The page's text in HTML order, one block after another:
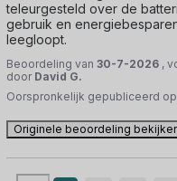
teleurgesteld over de
gebruik en
leegloopt.
Beoordeling van 30-7-2026 ,
door David G.
Oorspronkelijk gepubliceerd
Originele beoordeling